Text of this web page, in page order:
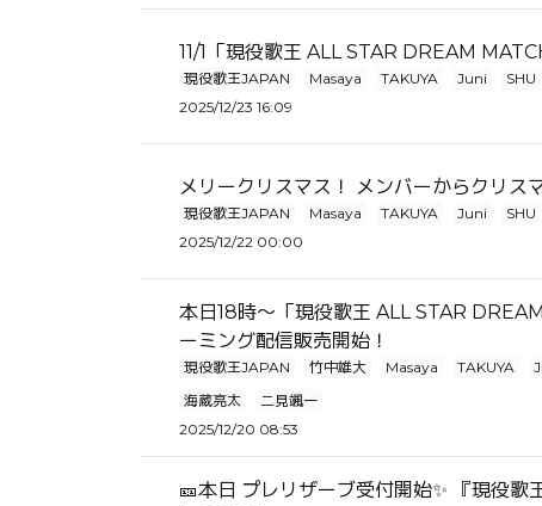
11/1「現役歌王 ALL STAR DREAM
現役歌王JAPAN Masaya TAKUYA Juni SHU
2025/12/23 16:09
メリークリスマス！ メンバーからクリス
現役歌王JAPAN Masaya TAKUYA Juni SHU
2025/12/22 00:00
本日18時～「現役歌王 ALL STAR
ーミング配信販売開始！
現役歌王JAPAN 竹中雄大 Masaya TAKUYA
海蔵亮太
二見颯一
2025/12/20 08:53
🎫本日 プレリザーブ受付開始✨ 『現役